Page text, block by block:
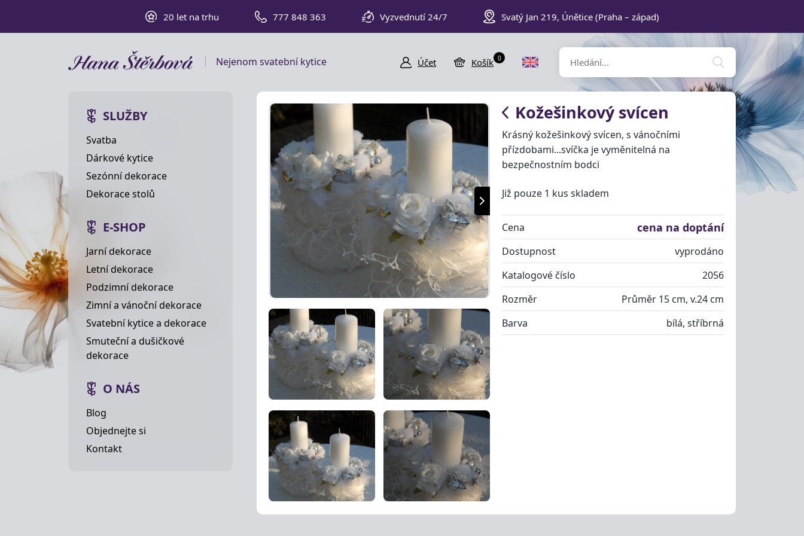
20 let na trhu 777 848 363 Vyzvednutí 24/7 Svatý Jan 219, Únětice (Praha – západ)
Nejenom svatební kytice Účet Košík 0
SLUŽBY
Svatba
Dárkové kytice
Sezónní dekorace
Dekorace stolů
E-SHOP
Jarní dekorace
Letní dekorace
Podzimní dekorace
Zimní a vánoční dekorace
Svatební kytice a dekorace
Smuteční a dušičkové
dekorace
O NÁS
Blog
Objednejte si
Kontakt
Kožešinkový svícen
Krásný kožešinkový svícen, s vánočními
přízdobami...svíčka je vyměnitelná na
bezpečnostním bodci
Již pouze 1 kus skladem
Cena cena na doptání
Dostupnost
vyprodáno
Katalogové číslo
2056
Rozměr
Průměr 15 cm, v.24 cm
Barva
bílá, stříbrná